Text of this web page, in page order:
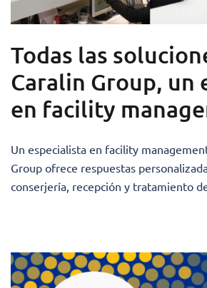
Todas las
Caralin Group, un
en facility
Un especialista en facility
Group ofrece respuestas
conserjería, recepción y tratamiento